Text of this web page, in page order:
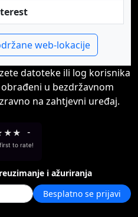
web-lokacije
datoteke ili log korisnika
u bezdržavnom
na zahtjevni uređaj.
★★ -
to rate!
i ažuriranja
Besplatno se prijavi